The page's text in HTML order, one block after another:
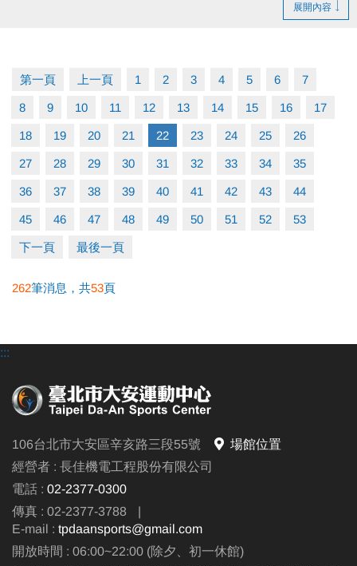
國泰綜合醫院Cathay General Hospital
展開內容
第一頁 上一頁 1 2 3 4 5 6 7
8 9 10 11 12 13 14 15 16 17
18 19 20 21 22 23 24 25 26
27 28 29 30 31 32 33 34 35
36 37 38 39 40 41 42 43 44
45 46 47 48 49 50 51 52 53
下一頁 最後一頁
262筆消息，共53頁
:::
106台北市大安區辛亥路三段55號
場館位置
經營者 : 長佳機電工程股份有限公司
電話 : 02-2377-0300
傳真 : 02-2377-3788
|
E-mail : tpdaansports@gmail.com
開放時間 : 06:00~22:00 (除夕、初一休館)